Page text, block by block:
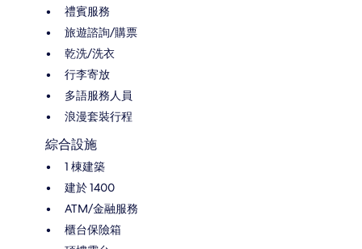
禮賓服務
旅遊諮詢/購票
乾洗/洗衣
行李寄放
多語服務人員
浪漫套裝行程
綜合設施
1 棟建築
建於 1400
ATM/金融服務
櫃台保險箱